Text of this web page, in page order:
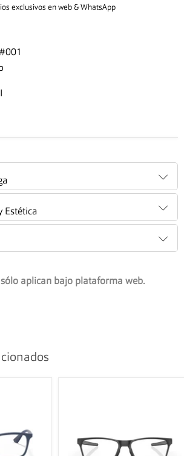
exclusivos en web & WhatsApp
Estética
aplican bajo plataforma web.